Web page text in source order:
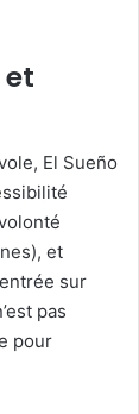
et
El Sueño
et
sur
pas
pour